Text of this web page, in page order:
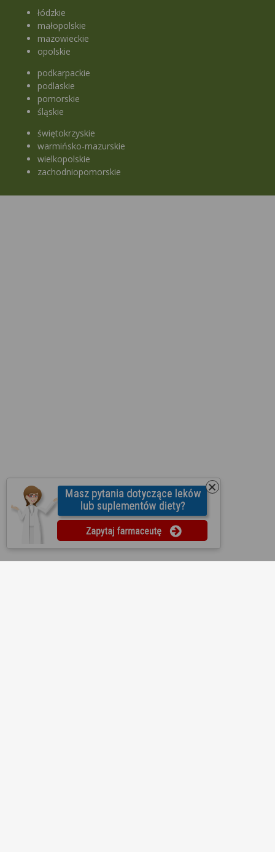
łódzkie
małopolskie
mazowieckie
opolskie
podkarpackie
podlaskie
pomorskie
śląskie
świętokrzyskie
warmińsko-mazurskie
wielkopolskie
zachodniopomorskie